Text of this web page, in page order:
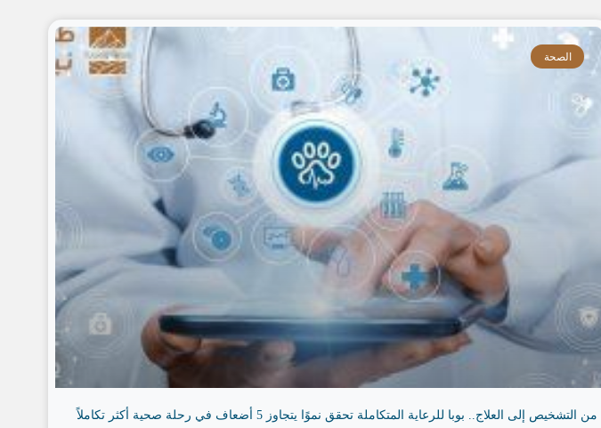
الصحة
من التشخيص إلى العلاج.. بوبا للرعاية المتكاملة تحقق نموًا يتجاوز 5 أضعاف في رحلة صحية أكثر تكاملاً